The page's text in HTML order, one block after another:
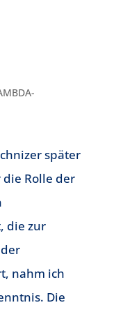
später
Rolle der
die zur
nahm ich
Die